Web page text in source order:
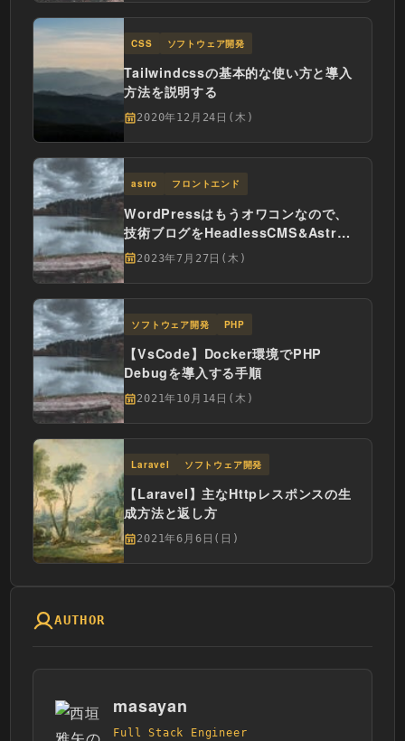
CSS ソフトウェア開発
Tailwindcssの基本的な使い方と導入
方法を説明する
2020年12月24日(木)
astro フロントエンド
WordPressはもうオワコンなので、
技術ブログをHeadlessCMS&Astro
環境に移行した
2023年7月27日(木)
ソフトウェア開発 PHP
【VsCode】Docker環境でPHP
Debugを導入する手順
2021年10月14日(木)
Laravel ソフトウェア開発
【Laravel】主なHttpレスポンスの生
成方法と返し方
2021年6月6日(日)
AUTHOR
masayan
Full Stack Engineer